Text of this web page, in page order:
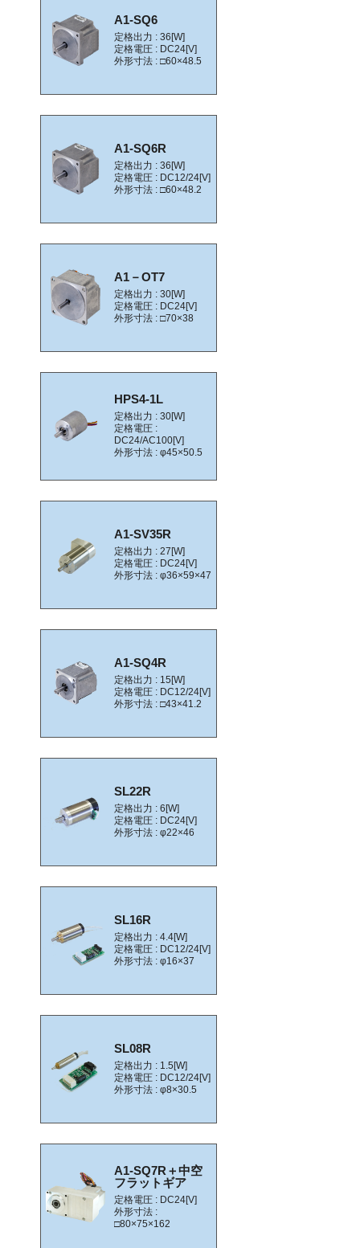
A1-SQ6
定格出力 : 36[W]
定格電圧 : DC24[V]
外形寸法 : □60×48.5
A1-SQ6R
定格出力 : 36[W]
定格電圧 : DC12/24[V]
外形寸法 : □60×48.2
A1－OT7
定格出力 : 30[W]
定格電圧 : DC24[V]
外形寸法 : □70×38
HPS4-1L
定格出力 : 30[W]
定格電圧 :
DC24/AC100[V]
外形寸法 : φ45×50.5
A1-SV35R
定格出力 : 27[W]
定格電圧 : DC24[V]
外形寸法 : φ36×59×47
A1-SQ4R
定格出力 : 15[W]
定格電圧 : DC12/24[V]
外形寸法 : □43×41.2
SL22R
定格出力 : 6[W]
定格電圧 : DC24[V]
外形寸法 : φ22×46
SL16R
定格出力 : 4.4[W]
定格電圧 : DC12/24[V]
外形寸法 : φ16×37
SL08R
定格出力 : 1.5[W]
定格電圧 : DC12/24[V]
外形寸法 : φ8×30.5
A1-SQ7R＋中空
フラットギア
定格電圧 : DC24[V]
外形寸法 :
□80×75×162